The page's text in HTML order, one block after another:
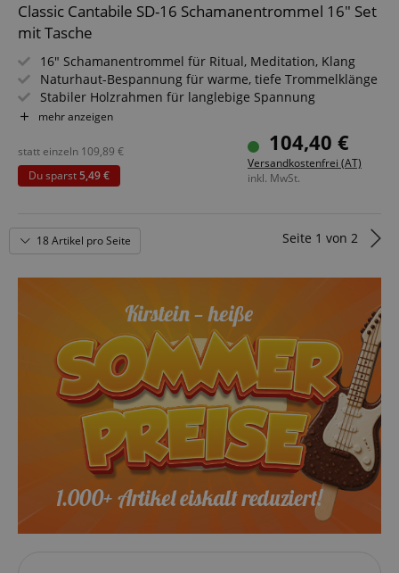
Classic Cantabile SD-16 Schamanentrommel 16" Set
mit Tasche
16" Schamanentrommel für Ritual, Meditation, Klang
Naturhaut-Bespannung für warme, tiefe Trommelklänge
Stabiler Holzrahmen für langlebige Spannung
Klassische Bauweise für authentisches Spielgefühl
Ideal für Yoga, Trance, Sound Healing, Therapie
Inklusive passendem Schlägel für direkten Einsatz
Sparset inklusive Tasche
mehr anzeigen
104,40 €
Versandkostenfrei (AT)
inkl. MwSt.
statt einzeln 109,89 €
Du sparst5,49 €
18 Artikel pro Seite Seite 1 von 2